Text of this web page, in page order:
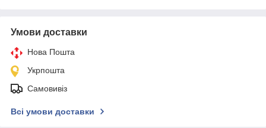
Умови доставки
Нова Пошта
Укрпошта
Самовивіз
Всі умови доставки